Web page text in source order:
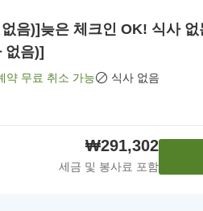
음)]늦은 체크인 OK! 식사
없음)]
약 무료 취소 가능 식사 없음
₩291,302
세금 및 봉사료 포함